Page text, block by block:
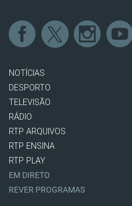
NOTÍCIAS
DESPORTO
TELEVISÃO
RÁDIO
RTP ARQUIVOS
RTP ENSINA
RTP PLAY
EM DIRETO
REVER PROGRAMAS